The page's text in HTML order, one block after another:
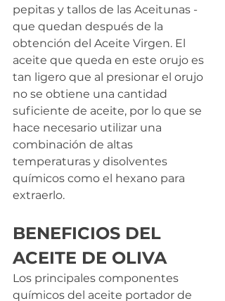
pepitas y tallos de las Aceitunas -
que quedan después de la
obtención del Aceite Virgen. El
aceite que queda en este orujo es
tan ligero que al presionar el orujo
no se obtiene una cantidad
suficiente de aceite, por lo que se
hace necesario utilizar una
combinación de altas
temperaturas y disolventes
químicos como el hexano para
extraerlo.
BENEFICIOS DEL
ACEITE DE OLIVA
Los principales componentes
químicos del aceite portador de